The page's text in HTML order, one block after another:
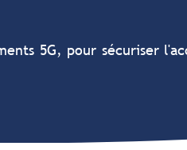
5G, pour sécuriser